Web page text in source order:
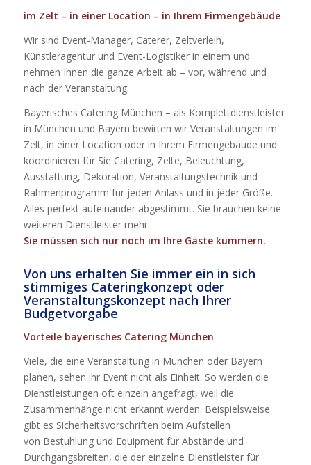
im Zelt – in einer Location – in Ihrem Firmengebäude
Wir sind Event-Manager, Caterer, Zeltverleih,
Künstleragentur und Event-Logistiker in einem und
nehmen Ihnen die ganze Arbeit ab – vor, während und
nach der Veranstaltung.
Bayerisches Catering München – als Komplettdienstleister
in München und Bayern bewirten wir Veranstaltungen im
Zelt, in einer Location oder in Ihrem Firmengebäude und
koordinieren für Sie Catering, Zelte, Beleuchtung,
Ausstattung, Dekoration, Veranstaltungstechnik und
Rahmenprogramm für jeden Anlass und in jeder Größe.
Alles perfekt aufeinander abgestimmt. Sie brauchen keine
weiteren Dienstleister mehr.
Sie müssen sich nur noch im Ihre Gäste kümmern.
Von uns erhalten Sie immer ein in sich
stimmiges Cateringkonzept oder
Veranstaltungskonzept nach Ihrer
Budgetvorgabe
Vorteile bayerisches Catering München
Viele, die eine Veranstaltung in München oder Bayern
planen, sehen ihr Event nicht als Einheit. So werden die
Dienstleistungen oft einzeln angefragt, weil die
Zusammenhänge nicht erkannt werden. Beispielsweise
gibt es Sicherheitsvorschriften beim Aufstellen
von Bestuhlung und Equipment für Abstände und
Durchgangsbreiten, die der einzelne Dienstleister für